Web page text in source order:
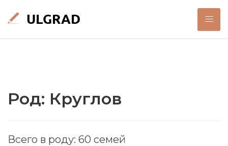
Род: Круглов
Всего в роду: 60 семей